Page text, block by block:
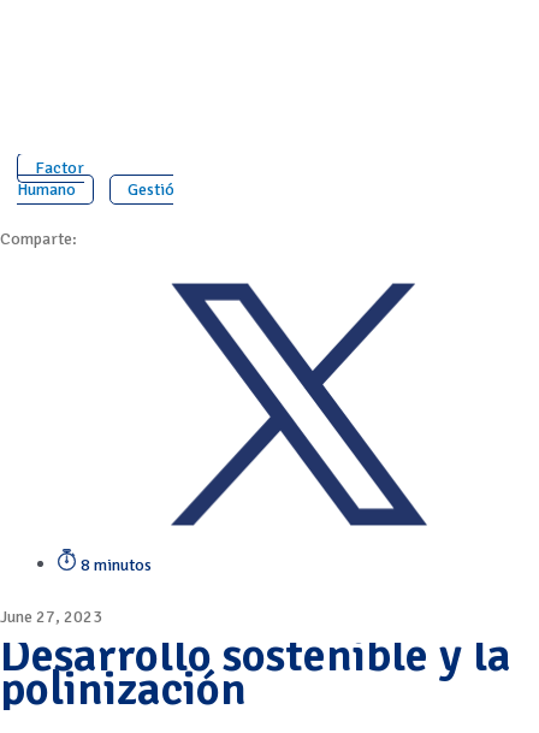
Factor
Humano
Gestión
Comparte:
8 minutos
June 27, 2023
Desarrollo sostenible y la
polinización